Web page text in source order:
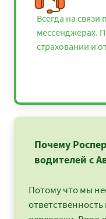
Всегда на связи
мессенджерах.
страховании и
Почему
водителей с
Потому что мы
ответственность